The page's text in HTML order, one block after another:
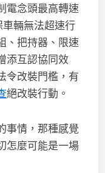
電念頭最高轉速
輛無法超速行
、把持器、限速
添互認協同效
令改裝門檻，有
絕改裝行動。
事情，那種感覺
怎麼可能是一場